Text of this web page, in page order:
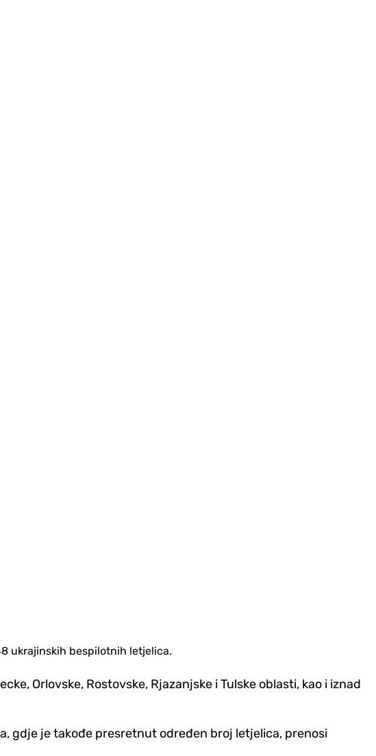
ukrajinskih bespilotnih letjelica.
Orlovske, Rostovske, Rjazanjske i Tulske oblasti, kao i iznad
gdje je takođe presretnut određen broj letjelica, prenosi